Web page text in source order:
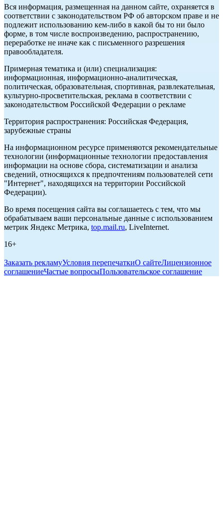
Вся информация, размещенная на данном сайте, охраняется в
соответствии с законодательством РФ об авторском праве и не
подлежит использованию кем-либо в какой бы то ни было
форме, в том числе воспроизведению, распространению,
переработке не иначе как с письменного разрешения
правообладателя.
Примерная тематика и (или) специализация:
информационная, информационно-аналитическая,
политическая, образовательная, спортивная, развлекательная,
культурно-просветительская, реклама в соответствии с
законодательством Российской Федерации о рекламе
Территория распространения: Российская Федерация,
зарубежные страны
На информационном ресурсе применяются рекомендательные
технологии (информационные технологии предоставления
информации на основе сбора, систематизации и анализа
сведений, относящихся к предпочтениям пользователей сети
"Интернет", находящихся на территории Российской
Федерации).
Во время посещения сайта вы соглашаетесь с тем, что мы
обрабатываем ваши персональные данные с использованием
метрик Яндекс Метрика, top.mail.ru, LiveInternet.
16+
Заказать рекламуУсловия перепечаткиО сайтеЛицензионное
соглашениеЧастые вопросыПользовательское соглашение